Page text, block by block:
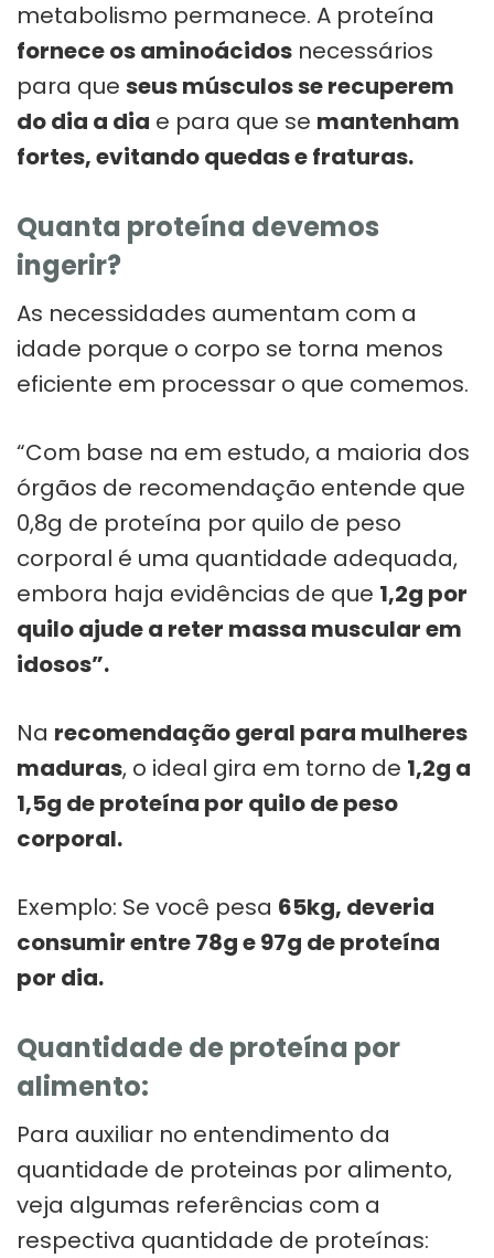
metabolismo permanece. A proteína
fornece os aminoácidos necessários
para que seus músculos se recuperem
do dia a dia e para que se mantenham
fortes, evitando quedas e fraturas.
Quanta proteína devemos
ingerir?
As necessidades aumentam com a
idade porque o corpo se torna menos
eficiente em processar o que comemos.
“Com base na em estudo, a maioria dos
órgãos de recomendação entende que
0,8g de proteína por quilo de peso
corporal é uma quantidade adequada,
embora haja evidências de que 1,2g por
quilo ajude a reter massa muscular em
idosos”.
Na recomendação geral para mulheres
maduras, o ideal gira em torno de 1,2g a
1,5g de proteína por quilo de peso
corporal.
Exemplo: Se você pesa 65kg, deveria
consumir entre 78g e 97g de proteína
por dia.
Quantidade de proteína por
alimento:
Para auxiliar no entendimento da
quantidade de proteinas por alimento,
veja algumas referências com a
respectiva quantidade de proteínas: